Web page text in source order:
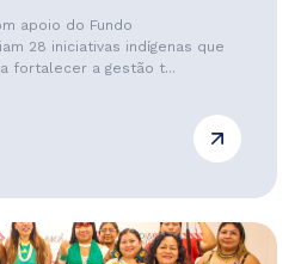
apoio do Fundo
28 iniciativas indígenas que
fortalecer a gestão t...